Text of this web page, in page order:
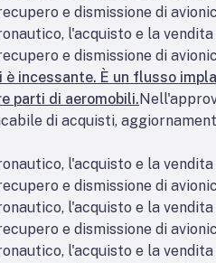
e dismissione di
l'acquisto e la
e dismissione di
è incessante. È un flusso
parti di aeromobili.
di acquisti,
l'acquisto e la
e dismissione di
l'acquisto e la
e dismissione di
l'acquisto e la